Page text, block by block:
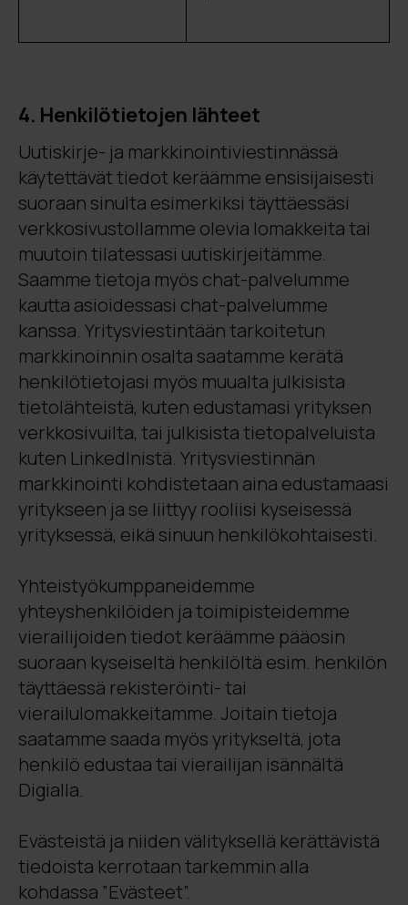
4. Henkilötietojen lähteet
Uutiskirje- ja markkinointiviestinnässä
käytettävät tiedot keräämme ensisijaisesti
suoraan sinulta esimerkiksi täyttäessäsi
verkkosivustollamme olevia lomakkeita tai
muutoin tilatessasi uutiskirjeitämme.
Saamme tietoja myös chat-palvelumme
kautta asioidessasi chat-palvelumme
kanssa. Yritysviestintään tarkoitetun
markkinoinnin osalta saatamme kerätä
henkilötietojasi myös muualta julkisista
tietolähteistä, kuten edustamasi yrityksen
verkkosivuilta, tai julkisista tietopalveluista
kuten LinkedInistä. Yritysviestinnän
markkinointi kohdistetaan aina edustamaasi
yritykseen ja se liittyy rooliisi kyseisessä
yrityksessä, eikä sinuun henkilökohtaisesti.
Yhteistyökumppaneidemme
yhteyshenkilöiden ja toimipisteidemme
vierailijoiden tiedot keräämme pääosin
suoraan kyseiseltä henkilöltä esim. henkilön
täyttäessä rekisteröinti- tai
vierailulomakkeitamme. Joitain tietoja
saatamme saada myös yritykseltä, jota
henkilö edustaa tai vierailijan isännältä
Digialla.
Evästeistä ja niiden välityksellä kerättävistä
tiedoista kerrotaan tarkemmin alla
kohdassa ”Evästeet”.